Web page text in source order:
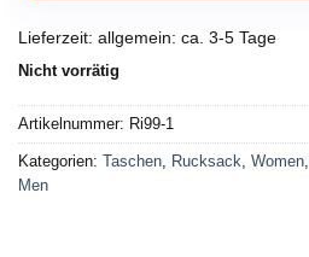
Lieferzeit: allgemein: ca. 3-5 Tage
Nicht vorrätig
Artikelnummer: Ri99-1
Kategorien: Taschen, Rucksack, Women,
Men